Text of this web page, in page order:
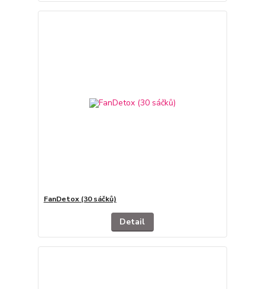
FanDetox (30 sáčků)
Detail